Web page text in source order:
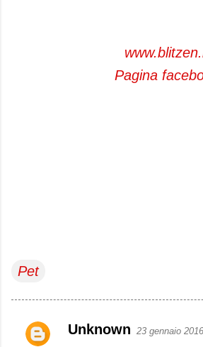
Pagina
Pet
C Unknown 23 gennaio